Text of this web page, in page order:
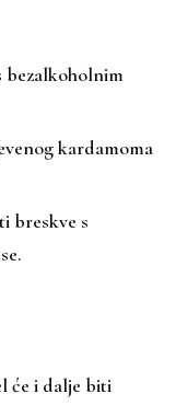
bezalkoholnim
kardamoma
breskve s
će i dalje biti